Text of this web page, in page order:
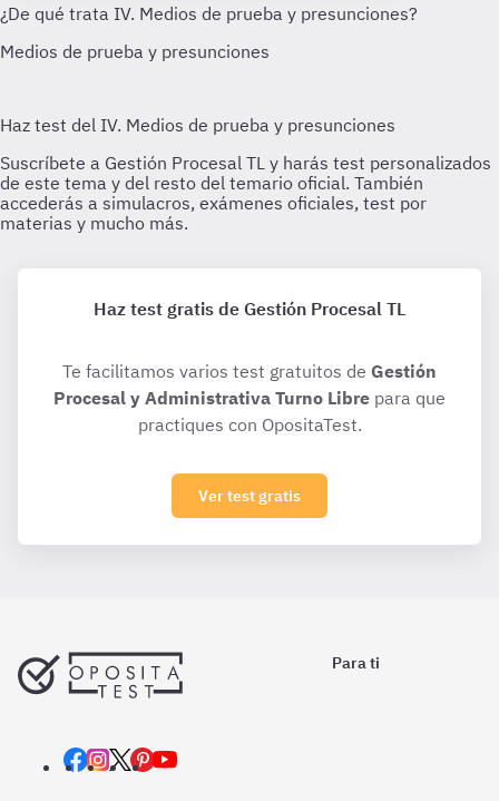
Haz test gratis de Gestión Procesal TL
Te facilitamos varios test gratuitos de Gestión
Procesal y Administrativa Turno Libre para que
practiques con OpositaTest.
Ver test gratis
Para ti